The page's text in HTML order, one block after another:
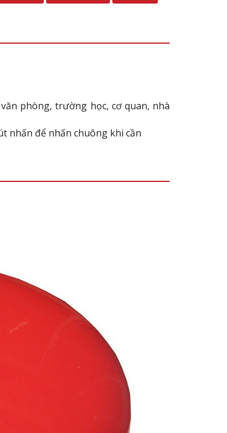
phòng, trường học, cơ quan, nhà
nhấn để nhấn chuông khi cần